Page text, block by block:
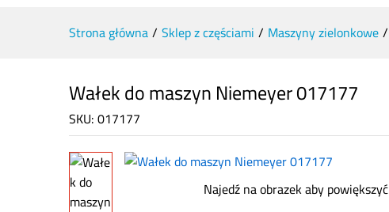
Strona główna/ Sklep z częściami / Maszyny zielonkowe/
Wałek do maszyn Niemeyer 017177
SKU:017177
Najedź na obrazek aby powiększyć